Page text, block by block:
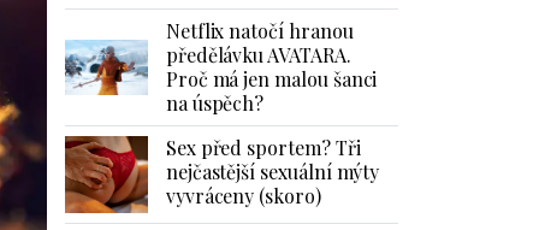
Netflix natočí hranou
předělávku AVATARA.
Proč má jen malou šanci
na úspěch?
Sex před sportem? Tři
nejčastější sexuální mýty
vyvráceny (skoro)